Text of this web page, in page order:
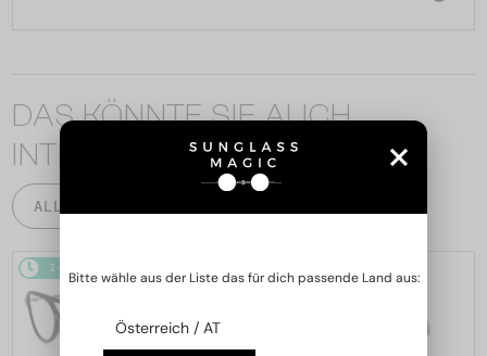
DAS KÖNNTE SIE AUCH
INTERESSIEREN
ALLE PRODUKTE
2-4 WERKTAGE
Bitte wähle aus der Liste das für dich passende Land aus:
Österreich / AT